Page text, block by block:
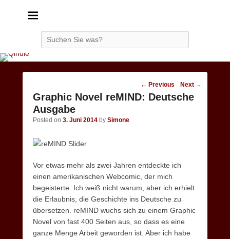
Post
navigation
← Previous Next →
Graphic Novel reMIND: Deutsche
Ausgabe
Posted on 3. Juni 2014 by Simone
Vor etwas mehr als zwei Jahren entdeckte ich
einen amerikanischen Webcomic, der mich
begeisterte. Ich weiß nicht warum, aber ich erhielt
die Erlaubnis, die Geschichte ins Deutsche zu
übersetzen. reMIND wuchs sich zu einem Graphic
Novel von fast 400 Seiten aus, so dass es eine
ganze Menge Arbeit geworden ist. Aber ich habe